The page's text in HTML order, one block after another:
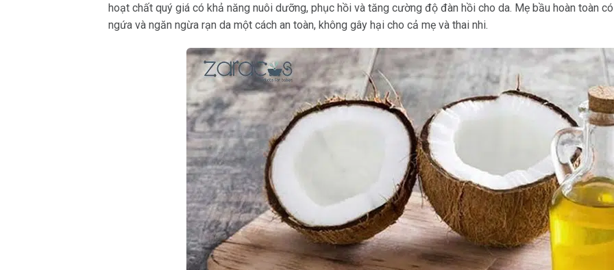
hoạt chất quý giá có khả năng nuôi dưỡng, phục hồi và tăng cường độ đàn hồi cho da. Mẹ bầu hoàn toàn
ngứa và ngăn ngừa rạn da một cách an toàn, không gây hại cho cả mẹ và thai nhi.